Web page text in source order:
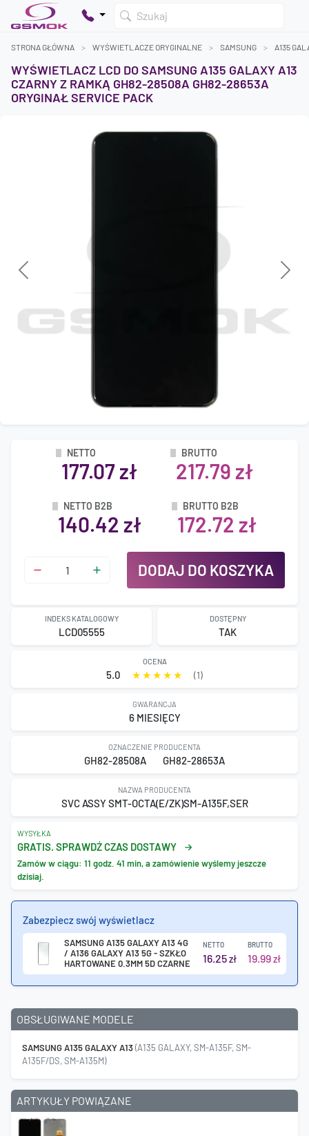
Szukaj
Twój koszyk jest pusty
STRONA GŁÓWNA WYŚWIETLACZE ORYGINALNE SAMSUNG A135
WYŚWIETLACZ LCD DO SAMSUNG A135 GALAXY A13
CZARNY Z RAMKĄ GH82-28508A GH82-28653A
ORYGINAŁ SERVICE PACK
Previous Next
NETTO
177.07 zł
BRUTTO
217.79 zł
NETTO B2B
140.42 zł
BRUTTO B2B
172.72 zł
DODAJ DO KOSZYKA
INDEKS KATALOGOWY
LCD05555
DOSTĘPNY
TAK
OCENA
5.0 (1)
GWARANCJA
6 MIESIĘCY
OZNACZENIE PRODUCENTA
GH82-28508A GH82-28653A
NAZWA PRODUCENTA
SVC ASSY SMT-OCTA(E/ZK)SM-A135F,SER
WYSYŁKA
GRATIS. SPRAWDŹ CZAS DOSTAWY
Zamów w ciągu: 11 godz. 41 min, a zamówienie wyślemy jeszcze
dzisiaj.
Zabezpiecz swój wyświetlacz
SAMSUNG A135 GALAXY A13 4G
/ A136 GALAXY A13 5G - SZKŁO
HARTOWANE 0.3MM 5D CZARNE
NETTO
16.25zł
BRUTTO
19.99zł
OBSŁUGIWANE MODELE
SAMSUNG A135 GALAXY A13(A135 GALAXY, SM-A135F, SM-
A135F/DS, SM-A135M)
ARTYKUŁY POWIĄZANE